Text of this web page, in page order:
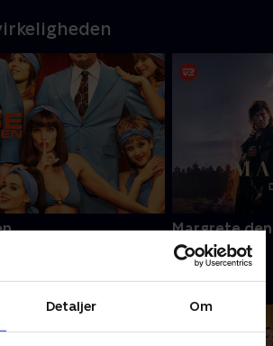
Detaljer Om
Margrete
fra SkyShowtime